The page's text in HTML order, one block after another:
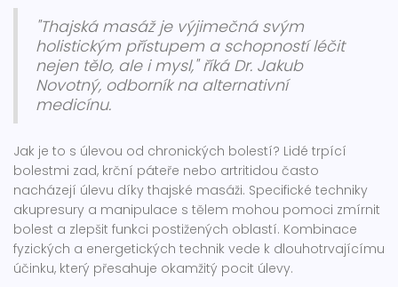
"Thajská masáž je výjimečná svým
holistickým přístupem a schopností léčit
nejen tělo, ale i mysl," říká Dr. Jakub
Novotný, odborník na alternativní
medicínu.
Jak je to s úlevou od chronických bolestí? Lidé trpící
bolestmi zad, krční páteře nebo artritidou často
nacházejí úlevu díky thajské masáži. Specifické techniky
akupresury a manipulace s tělem mohou pomoci zmírnit
bolest a zlepšit funkci postižených oblastí. Kombinace
fyzických a energetických technik vede k dlouhotrvajícímu
účinku, který přesahuje okamžitý pocit úlevy.